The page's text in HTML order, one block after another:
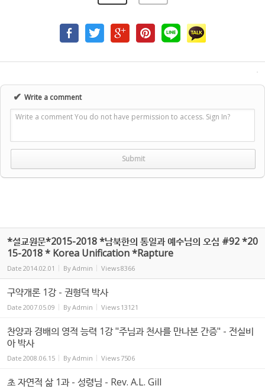
✔ Write a comment
Write a comment You do not have permission to access. Sign In?
*설교원문*2015-2018 *남북한의 통일과 예수님의 오심 #92 *20
15-2018 * Korea Unification *Rapture
Date 2014.02.01 ByAdmin Views8366
구약개론 1강 - 권형덕 박사
Date 2007.05.09 ByAdmin Views 13121
찬양과 경배의 영적 능력 1강 "주님과 천사를 만나본 간증" - 전실비
아 박사
Date 2008.06.15 ByAdmin Views 7506
초 자연적 삶 1과 - 성령님 - Rev. A.L. Gill